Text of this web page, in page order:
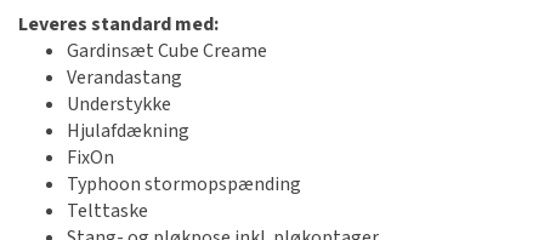
Leveres standard med:
Gardinsæt Cube Creame
Verandastang
Understykke
Hjulafdækning
FixOn
Typhoon stormopspænding
Telttaske